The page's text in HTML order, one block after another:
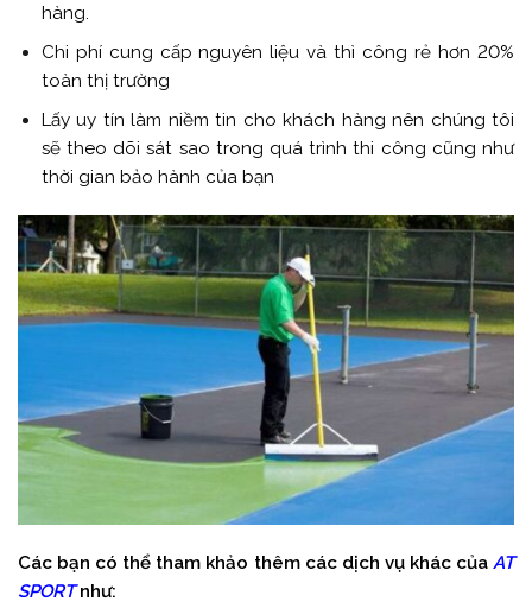
hàng.
Chi phí cung cấp nguyên liệu và thì công rẻ hơn 20%
toàn thị trường
Lấy uy tín làm niềm tin cho khách hàng nên chúng tôi
sẽ theo dõi sát sao trong quá trình thi công cũng như
thời gian bảo hành của bạn
Các bạn có thể tham khảo thêm các dịch vụ khác của AT
SPORT như: